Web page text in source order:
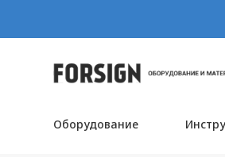
Оборудование